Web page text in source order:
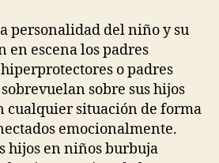
personalidad del niño y su
en escena los padres
o padres
sobre sus hijos
cualquier situación de forma
emocionalmente.
hijos en niños burbuja